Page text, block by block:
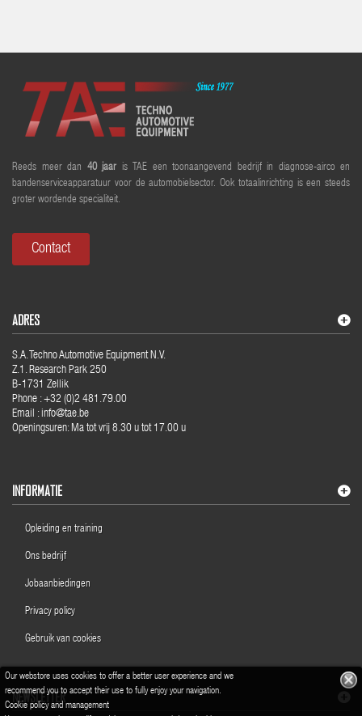
Our webstore uses cookies to offer a better user experience and we
recommend you to accept their use to fully enjoy your navigation.
Cookie policy and management
Reeds meer dan 40 jaar is TAE een toonaangevend bedrijf in diagnose-airco en
bandenserviceapparatuur voor de automobielsector. Ook totaalinrichting is een steeds
groter wordende specialiteit.
Contact
ADRES
S.A. Techno Automotive Equipment N.V.
Z.1. Research Park 250
B-1731 Zellik
Phone : +32 (0)2 481.79.00
Email : info@tae.be
Openingsuren: Ma tot vrij 8.30 u tot 17.00 u
INFORMATIE
Opleiding en training
Ons bedrijf
Jobaanbiedingen
Privacy policy
Gebruik van cookies
NEWSLETTER